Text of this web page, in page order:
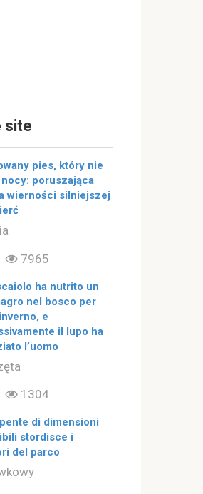
site
pies, który nie
nocy: poruszająca
wierności silniejszej
7965
ha nutrito un
nel bosco per
e
il lupo ha
l’uomo
1304
di dimensioni
stordisce i
del parco